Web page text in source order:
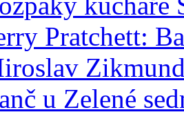
Pratchett:
u Zelené